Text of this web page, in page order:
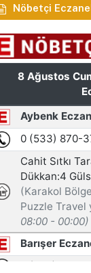
Nöbetçi